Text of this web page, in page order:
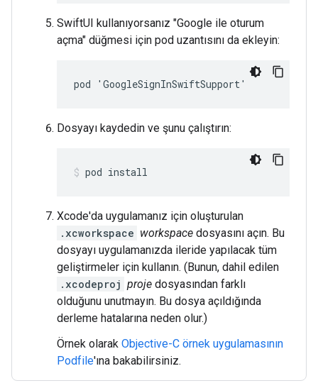
SwiftUI kullanıyorsanız "Google ile oturum
açma" düğmesi için pod uzantısını da ekleyin:
pod 'GoogleSignInSwiftSupport'
Dosyayı kaydedin ve şunu çalıştırın:
pod install
Xcode'da uygulamanız için oluşturulan
.xcworkspace workspace dosyasını açın. Bu
dosyayı uygulamanızda ileride yapılacak tüm
geliştirmeler için kullanın. (Bunun, dahil edilen
.xcodeproj proje dosyasından farklı
olduğunu unutmayın. Bu dosya açıldığında
derleme hatalarına neden olur.)
Örnek olarak Objective-C örnek uygulamasının
Podfile'ına bakabilirsiniz.